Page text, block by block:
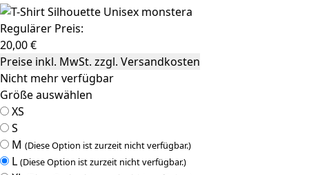
Regulärer Preis:
20,00 €
Preise inkl. MwSt. zzgl. Versandkosten
Nicht mehr verfügbar
Größeauswählen
XS
S
M (Diese Option ist zurzeit nicht verfügbar.)
L (Diese Option ist zurzeit nicht verfügbar.)